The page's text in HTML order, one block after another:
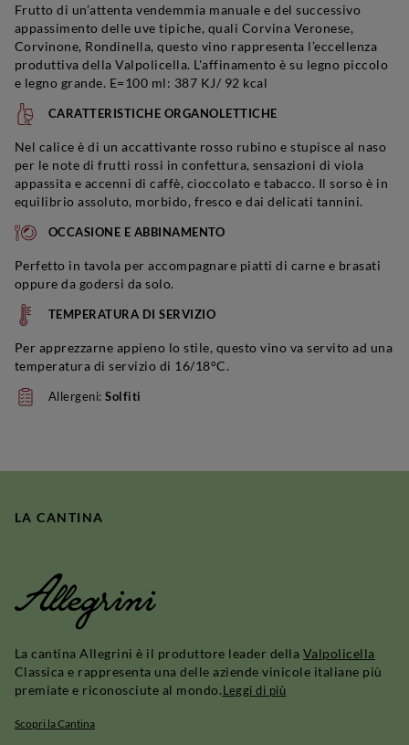
Frutto di un’attenta vendemmia manuale e del successivo
appassimento delle uve tipiche, quali Corvina Veronese,
Corvinone, Rondinella, questo vino rappresenta l’eccellenza
produttiva della Valpolicella. L'affinamento è su legno piccolo
e legno grande. E=100 ml: 387 KJ/ 92 kcal
CARATTERISTICHE ORGANOLETTICHE
Nel calice è di un accattivante rosso rubino e stupisce al naso
per le note di frutti rossi in confettura, sensazioni di viola
appassita e accenni di caffè, cioccolato e tabacco. Il sorso è in
equilibrio assoluto, morbido, fresco e dai delicati tannini.
OCCASIONE E ABBINAMENTO
Perfetto in tavola per accompagnare piatti di carne e brasati
oppure da godersi da solo.
TEMPERATURA DI SERVIZIO
Per apprezzarne appieno lo stile, questo vino va servito ad una
temperatura di servizio di 16/18°C.
Allergeni:Solfiti
LA CANTINA
Allegrini
La cantina Allegrini è il produttore leader della Valpolicella
Classica e rappresenta una delle aziende vinicole italiane più
premiate e riconosciute al mondo.Leggi di più
Scopri la Cantina